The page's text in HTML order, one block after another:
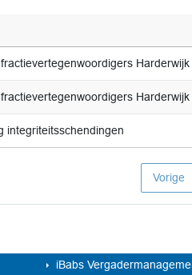
Harderwijk
Harderwijk
integriteitsschendingen
Vorige
iBabs